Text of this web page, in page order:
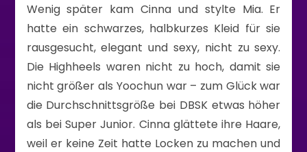
Wenig später kam Cinna und stylte Mia. Er
hatte ein schwarzes, halbkurzes Kleid für sie
rausgesucht, elegant und sexy, nicht zu sexy.
Die Highheels waren nicht zu hoch, damit sie
nicht größer als Yoochun war – zum Glück war
die Durchschnittsgröße bei DBSK etwas höher
als bei Super Junior. Cinna glättete ihre Haare,
weil er keine Zeit hatte Locken zu machen und